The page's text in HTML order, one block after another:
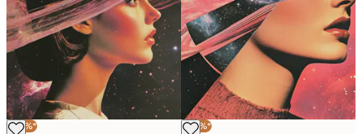
-30%* -30%*